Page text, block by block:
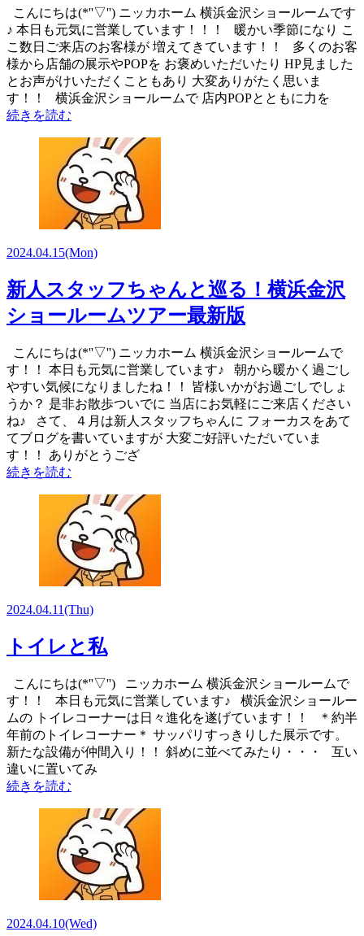
こんにちは(*''▽'') ニッカホーム 横浜金沢ショールームです
♪ 本日も元気に営業しています！！！ 暖かい季節になり こ
こ数日ご来店のお客様が 増えてきています！！ 多くのお客
様から店舗の展示やPOPを お褒めいただいたり HP見ました
とお声がけいただくこともあり 大変ありがたく思いま
す！！ 横浜金沢ショールームで 店内POPとともに力を
続きを読む
2024.04.15(Mon)
新人スタッフちゃんと巡る！横浜金沢
ショールームツアー最新版
こんにちは(*''▽'') ニッカホーム 横浜金沢ショールームで
す！！ 本日も元気に営業しています♪ 朝から暖かく過ごし
やすい気候になりましたね！！ 皆様いかがお過ごしでしょ
うか？ 是非お散歩ついでに 当店にお気軽にご来店ください
ね♪ さて、４月は新人スタッフちゃんに フォーカスをあて
てブログを書いていますが 大変ご好評いただいていま
す！！ ありがとうござ
続きを読む
2024.04.11(Thu)
トイレと私
こんにちは(*''▽'') ニッカホーム 横浜金沢ショールームで
す！！ 本日も元気に営業しています♪ 横浜金沢ショールー
ムの トイレコーナーは日々進化を遂げています！！ ＊約半
年前のトイレコーナー＊ サッパリすっきりした展示です。
新たな設備が仲間入り！！ 斜めに並べてみたり・・・ 互い
違いに置いてみ
続きを読む
2024.04.10(Wed)